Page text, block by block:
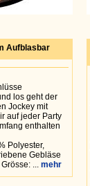
Aufblasbar
los geht der
Jockey mit
auf jeder Party
enthalten
Polyester,
Gebläse
... mehr